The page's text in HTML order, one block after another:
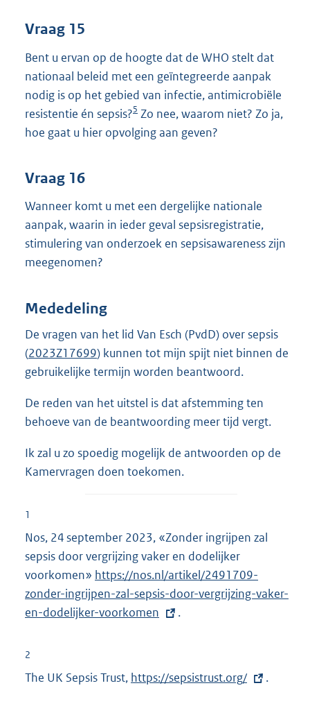
Vraag 15
Bent u ervan op de hoogte dat de WHO stelt dat
nationaal beleid met een geïntegreerde aanpak
nodig is op het gebied van infectie, antimicrobiële
resistentie én sepsis?5 Zo nee, waarom niet? Zo ja,
hoe gaat u hier opvolging aan geven?
Vraag 16
Wanneer komt u met een dergelijke nationale
aanpak, waarin in ieder geval sepsisregistratie,
stimulering van onderzoek en sepsisawareness zijn
meegenomen?
Mededeling
De vragen van het lid Van Esch (PvdD) over sepsis
(2023Z17699) kunnen tot mijn spijt niet binnen de
gebruikelijke termijn worden beantwoord.
De reden van het uitstel is dat afstemming ten
behoeve van de beantwoording meer tijd vergt.
Ik zal u zo spoedig mogelijk de antwoorden op de
Kamervragen doen toekomen.
1
Nos, 24 september 2023, «Zonder ingrijpen zal
sepsis door vergrijzing vaker en dodelijker
voorkomen» E
x
t
https://nos.nl/artikel/2491709-
zonder-ingrijpen-zal-sepsis-door-vergrijzing-vaker-
en-dodelijker-voorkomen
.
2
The UK Sepsis Trust, E
https://sepsistrust.org/ .